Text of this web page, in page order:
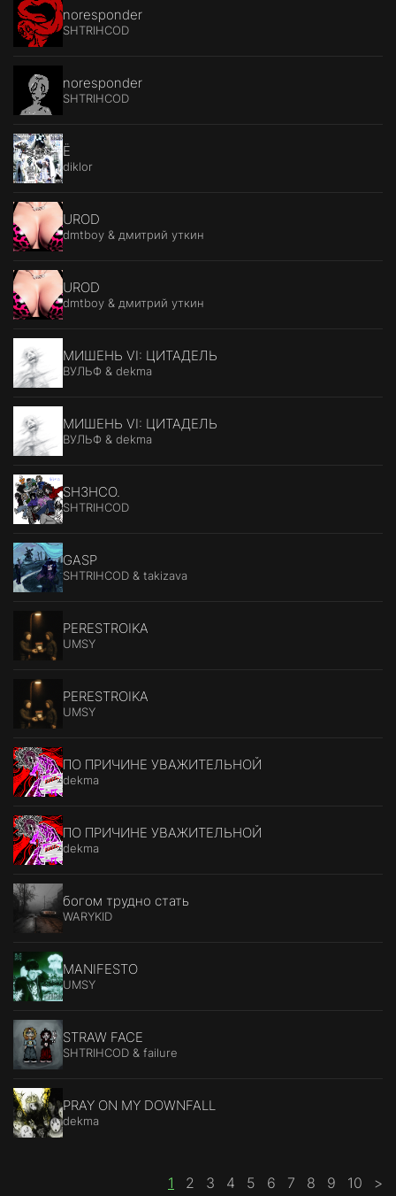
noresponder
SHTRIHCOD
noresponder
SHTRIHCOD
Ё
diklor
UROD
dmtboy & дмитрий уткин
UROD
dmtboy & дмитрий уткин
МИШЕНЬ VI: ЦИТАДЕЛЬ
ВУЛЬФ & dekma
МИШЕНЬ VI: ЦИТАДЕЛЬ
ВУЛЬФ & dekma
SH3HCO.
SHTRIHCOD
GASP
SHTRIHCOD & takizava
PERESTROIKA
UMSY
PERESTROIKA
UMSY
ПО ПРИЧИНЕ УВАЖИТЕЛЬНОЙ
dekma
ПО ПРИЧИНЕ УВАЖИТЕЛЬНОЙ
dekma
богом трудно стать
WARYKID
MANIFESTO
UMSY
STRAW FACE
SHTRIHCOD & failure
PRAY ON MY DOWNFALL
dekma
1 2 3 4 5 6 7 8 9 10 >